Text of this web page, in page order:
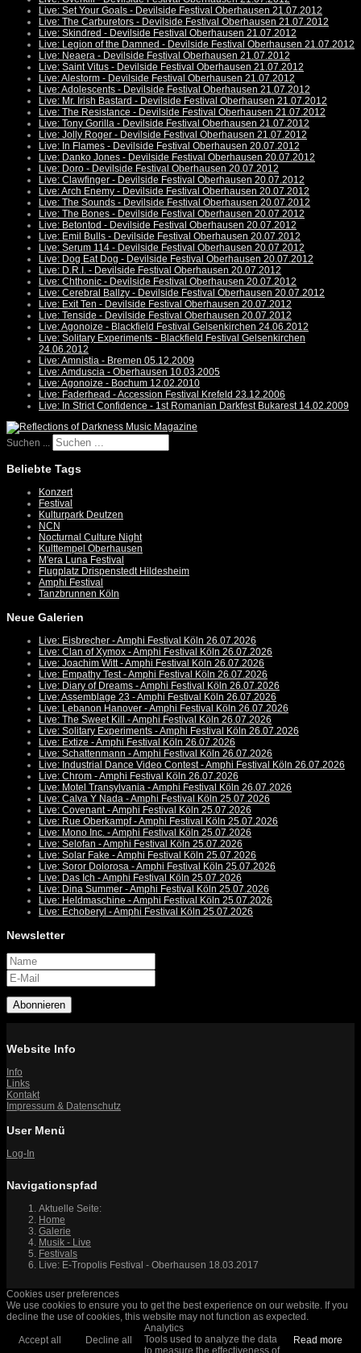
Live: Set Your Goals - Devilside Festival Oberhausen 21.07.2012
Live: The Carburetors - Devilside Festival Oberhausen 21.07.2012
Live: Skindred - Devilside Festival Oberhausen 21.07.2012
Live: Legion of the Damned - Devilside Festival Oberhausen 21.07.2012
Live: Neaera - Devilside Festival Oberhausen 21.07.2012
Live: Saint Vitus - Devilside Festival Oberhausen 21.07.2012
Live: Alestorm - Devilside Festival Oberhausen 21.07.2012
Live: Adolescents - Devilside Festival Oberhausen 21.07.2012
Live: Mr. Irish Bastard - Devilside Festival Oberhausen 21.07.2012
Live: The Resistance - Devilside Festival Oberhausen 21.07.2012
Live: Tony Gorilla - Devilside Festival Oberhausen 21.07.2012
Live: Jolly Roger - Devilside Festival Oberhausen 21.07.2012
Live: In Flames - Devilside Festival Oberhausen 20.07.2012
Live: Danko Jones - Devilside Festival Oberhausen 20.07.2012
Live: Doro - Devilside Festival Oberhausen 20.07.2012
Live: Clawfinger - Devilside Festival Oberhausen 20.07.2012
Live: Arch Enemy - Devilside Festival Oberhausen 20.07.2012
Live: The Sounds - Devilside Festival Oberhausen 20.07.2012
Live: The Bones - Devilside Festival Oberhausen 20.07.2012
Live: Betontod - Devilside Festival Oberhausen 20.07.2012
Live: Emil Bulls - Devilside Festival Oberhausen 20.07.2012
Live: Serum 114 - Devilside Festival Oberhausen 20.07.2012
Live: Dog Eat Dog - Devilside Festival Oberhausen 20.07.2012
Live: D.R.I. - Devilside Festival Oberhausen 20.07.2012
Live: Chthonic - Devilside Festival Oberhausen 20.07.2012
Live: Cerebral Ballzy - Devilside Festival Oberhausen 20.07.2012
Live: Exit Ten - Devilside Festival Oberhausen 20.07.2012
Live: Tenside - Devilside Festival Oberhausen 20.07.2012
Live: Agonoize - Blackfield Festival Gelsenkirchen 24.06.2012
Live: Solitary Experiments - Blackfield Festival Gelsenkirchen
24.06.2012
Live: Amnistia - Bremen 05.12.2009
Live: Amduscia - Oberhausen 10.03.2005
Live: Agonoize - Bochum 12.02.2010
Live: Faderhead - Accession Festival Krefeld 23.12.2006
Live: In Strict Confidence - 1st Romanian Darkfest Bukarest 14.02.2009
Suchen ...
Beliebte Tags
Konzert
Festival
Kulturpark Deutzen
NCN
Nocturnal Culture Night
Kulttempel Oberhausen
M'era Luna Festival
Flugplatz Drispenstedt Hildesheim
Amphi Festival
Tanzbrunnen Köln
Neue Galerien
Live: Eisbrecher - Amphi Festival Köln 26.07.2026
Live: Clan of Xymox - Amphi Festival Köln 26.07.2026
Live: Joachim Witt - Amphi Festival Köln 26.07.2026
Live: Empathy Test - Amphi Festival Köln 26.07.2026
Live: Diary of Dreams - Amphi Festival Köln 26.07.2026
Live: Assemblage 23 - Amphi Festival Köln 26.07.2026
Live: Lebanon Hanover - Amphi Festival Köln 26.07.2026
Live: The Sweet Kill - Amphi Festival Köln 26.07.2026
Live: Solitary Experiments - Amphi Festival Köln 26.07.2026
Live: Extize - Amphi Festival Köln 26.07.2026
Live: Schattenmann - Amphi Festival Köln 26.07.2026
Live: Industrial Dance Video Contest - Amphi Festival Köln 26.07.2026
Live: Chrom - Amphi Festival Köln 26.07.2026
Live: Motel Transylvania - Amphi Festival Köln 26.07.2026
Live: Calva Y Nada - Amphi Festival Köln 25.07.2026
Live: Covenant - Amphi Festival Köln 25.07.2026
Live: Rue Oberkampf - Amphi Festival Köln 25.07.2026
Live: Mono Inc. - Amphi Festival Köln 25.07.2026
Live: Selofan - Amphi Festival Köln 25.07.2026
Live: Solar Fake - Amphi Festival Köln 25.07.2026
Live: Soror Dolorosa - Amphi Festival Köln 25.07.2026
Live: Das Ich - Amphi Festival Köln 25.07.2026
Live: Dina Summer - Amphi Festival Köln 25.07.2026
Live: Heldmaschine - Amphi Festival Köln 25.07.2026
Live: Echoberyl - Amphi Festival Köln 25.07.2026
Newsletter
Abonnieren
Website Info
Info
Links
Kontakt
Impressum & Datenschutz
User Menü
Log-In
Navigationspfad
Aktuelle Seite:
Home
Galerie
Musik - Live
Festivals
Live: E-Tropolis Festival - Oberhausen 18.03.2017
Cookies user preferences
We use cookies to ensure you to get the best experience on our website. If you
decline the use of cookies, this website may not function as expected.
Accept all Decline all Read more
Analytics
Tools used to analyze the data
to measure the effectiveness of